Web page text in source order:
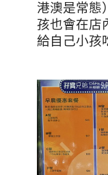
港澳是常態
孩也會在店
給自己小孩